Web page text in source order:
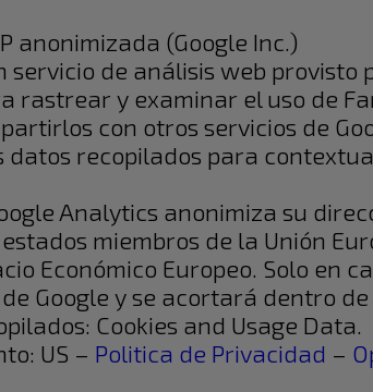
anonimizada (Google Inc.)
servicio de análisis web provisto
rastrear y examinar el uso de
con otros servicios de
datos recopilados para
Analytics anonimiza su
miembros de la Unión
Económico Europeo. Solo en
Google y se acortará dentro de
Cookies and Usage Data.
US – Politica de Privacidad –